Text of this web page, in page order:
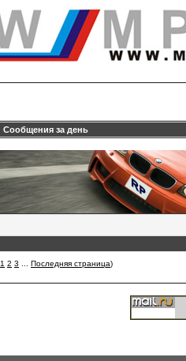
Сообщения за день
1 2 3 Последняя страница)